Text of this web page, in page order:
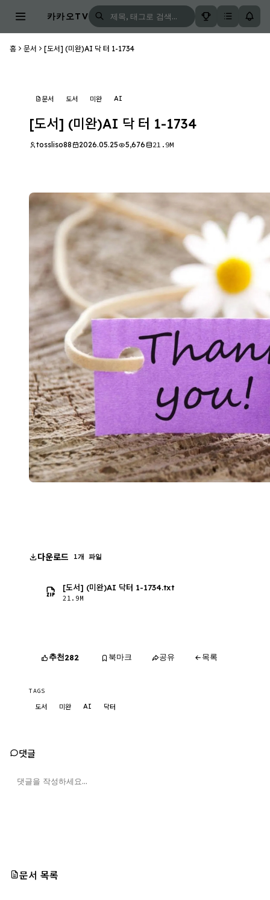
카카오TV
홈 문서 [도서] (미완)AI 닥 터 1-1734
문서 도서 미완 AI
[도서] (미완)AI 닥 터 1-1734
tossliso88 2026.05.25 5,676 21.9M
다운로드 1개 파일
[도서] (미완)AI 닥터 1-1734.txt
21.9M
추천282 북마크 공유 목록
TAGS
도서 미완 AI 닥터
댓글
문서 목록